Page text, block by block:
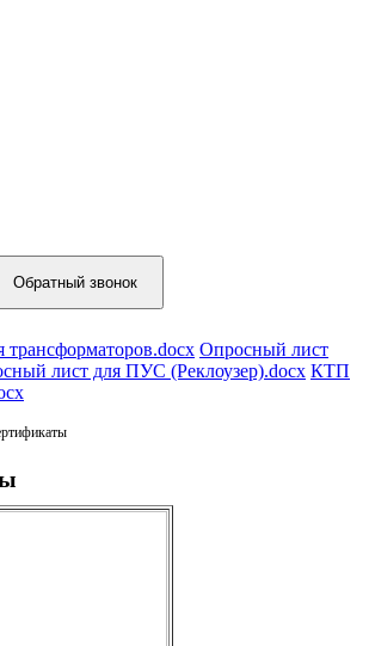
Опросный лист
лист для ПУС (Реклоузер).docx КТП